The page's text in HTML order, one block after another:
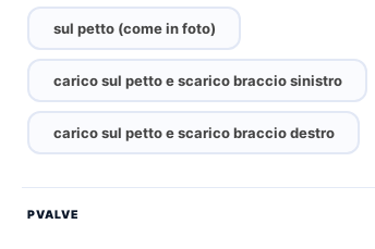
sul petto (come in foto)
carico sul petto e scarico braccio sinistro
carico sul petto e scarico braccio destro
PVALVE